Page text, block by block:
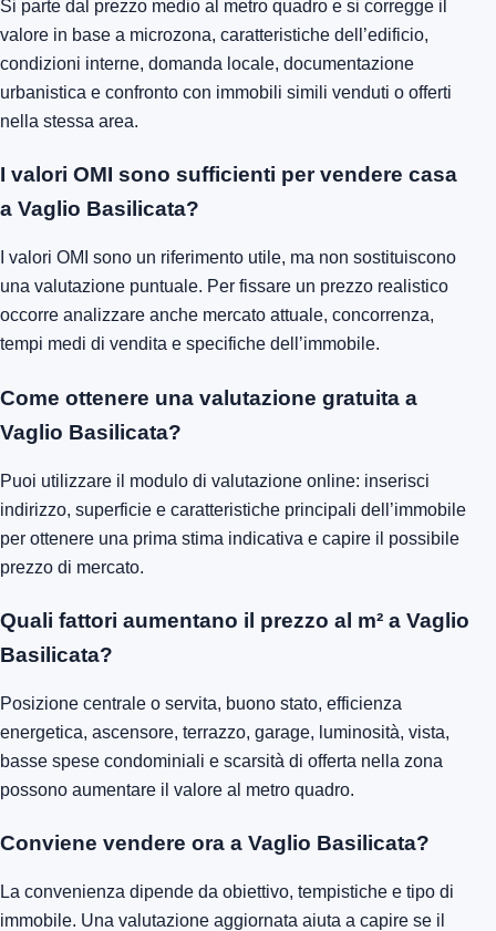
Si parte dal prezzo medio al metro quadro e si corregge il
valore in base a microzona, caratteristiche dell’edificio,
condizioni interne, domanda locale, documentazione
urbanistica e confronto con immobili simili venduti o offerti
nella stessa area.
I valori OMI sono sufficienti per vendere casa
a Vaglio Basilicata?
I valori OMI sono un riferimento utile, ma non sostituiscono
una valutazione puntuale. Per fissare un prezzo realistico
occorre analizzare anche mercato attuale, concorrenza,
tempi medi di vendita e specifiche dell’immobile.
Come ottenere una valutazione gratuita a
Vaglio Basilicata?
Puoi utilizzare il modulo di valutazione online: inserisci
indirizzo, superficie e caratteristiche principali dell’immobile
per ottenere una prima stima indicativa e capire il possibile
prezzo di mercato.
Quali fattori aumentano il prezzo al m² a Vaglio
Basilicata?
Posizione centrale o servita, buono stato, efficienza
energetica, ascensore, terrazzo, garage, luminosità, vista,
basse spese condominiali e scarsità di offerta nella zona
possono aumentare il valore al metro quadro.
Conviene vendere ora a Vaglio Basilicata?
La convenienza dipende da obiettivo, tempistiche e tipo di
immobile. Una valutazione aggiornata aiuta a capire se il